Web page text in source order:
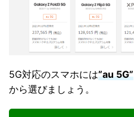
5G対応のスマホには”au 5G”
から選びましょう。